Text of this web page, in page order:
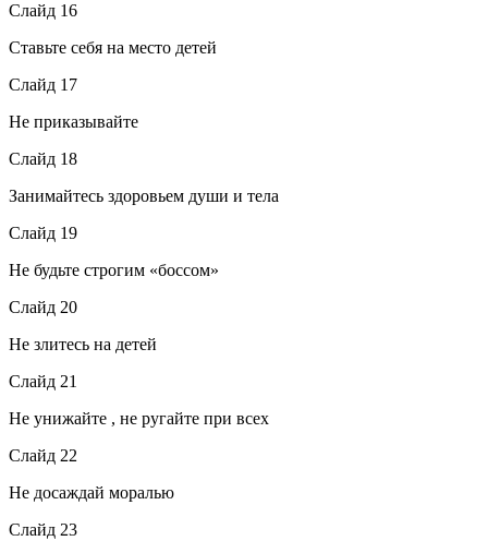
Слайд 16
Ставьте себя на место детей
Слайд 17
Не приказывайте
Слайд 18
Занимайтесь здоровьем души и тела
Слайд 19
Не будьте строгим «боссом»
Слайд 20
Не злитесь на детей
Слайд 21
Не унижайте , не ругайте при всех
Слайд 22
Не досаждай моралью
Слайд 23